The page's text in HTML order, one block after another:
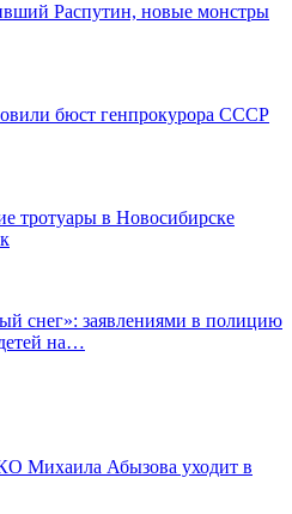
Распутин, новые монстры
бюст генпрокурора СССР
тротуары в Новосибирске
снег»: заявлениями в полицию
на…
Михаила Абызова уходит в